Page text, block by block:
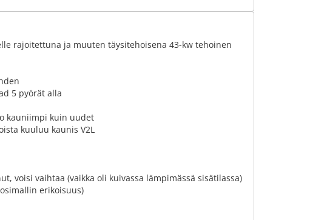
rajoitettuna ja muuten täysitehoisena 43-kw tehoinen
5 pyörät alla
kauniimpi kuin uudet
kuuluu kaunis V2L
voisi vaihtaa (vaikka oli kuivassa lämpimässä sisätilassa)
erikoisuus)